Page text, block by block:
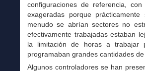
configuraciones de referencia,
exageradas porque
menudo se abrían sectores no
efectivamente trabajadas estaban
la limitación de horas a trabajar
programaban grandes cantidades de
Algunos controladores se han